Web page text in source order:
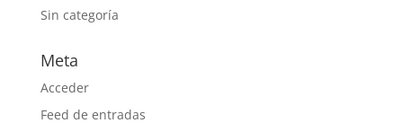
Sin categoría
Meta
Acceder
Feed de entradas